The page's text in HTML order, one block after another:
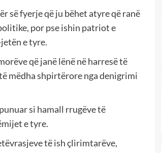
së fyerje që ju bëhet atyre që ranë
por pse ishin patriot e
e tyre.
që janë lënë në harresë të
mëdha shpirtërore nga denigrimi
si hamall rrugëve të
e tyre.
të ish çlirimtarëve,